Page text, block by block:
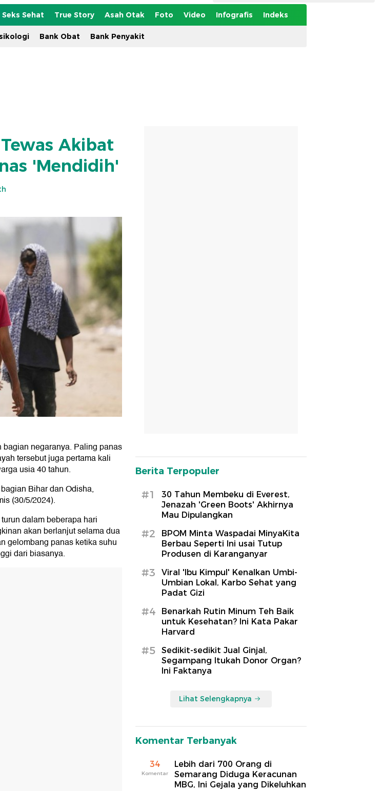
Seks Sehat True Story Asah Otak Foto Video Infografis Indeks
Bank Obat Bank Penyakit
Akibat
'Mendidih'
negaranya. Paling panas
tersebut juga pertama kali
usia 40 tahun.
Bihar dan Odisha,
(30/5/2024).
dalam beberapa hari
akan berlanjut selama dua
gelombang panas ketika suhu
dari biasanya.
Berita Terpopuler
#1
30 Tahun Membeku di Everest,
Jenazah 'Green Boots' Akhirnya
Mau Dipulangkan
#2
BPOM Minta Waspadai MinyaKita
Berbau Seperti Ini usai Tutup
Produsen di Karanganyar
#3
Viral 'Ibu Kimpul' Kenalkan Umbi-
Umbian Lokal, Karbo Sehat yang
Padat Gizi
#4
Benarkah Rutin Minum Teh Baik
untuk Kesehatan? Ini Kata Pakar
Harvard
#5
Sedikit-sedikit Jual Ginjal,
Segampang Itukah Donor Organ?
Ini Faktanya
Lihat Selengkapnya
Komentar Terbanyak
34
Komentar
Lebih dari 700 Orang di
Semarang Diduga Keracunan
MBG, Ini Gejala yang Dikeluhkan